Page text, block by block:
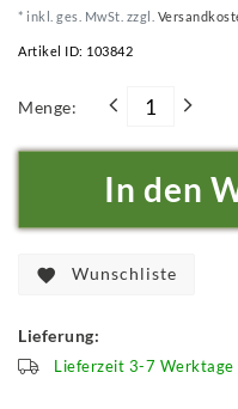
* inkl. ges. MwSt. zzgl.
Artikel ID: 103842
Menge:
In den
Wunschliste
Lieferung:
Lieferzeit 3-7 Werktage